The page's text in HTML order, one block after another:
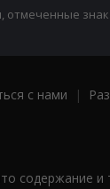
отмеченные
с нами |
содержание